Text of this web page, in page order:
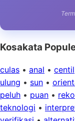
Kosakata
culas • anal • centil
ulung • sun •
peluh • puan •
teknologi •